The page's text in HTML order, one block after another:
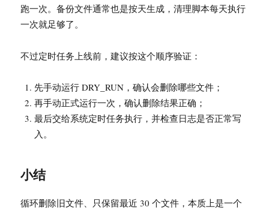
跑一次。备份文件通常也是按天生成，清理脚本每天执行
一次就足够了。
不过定时任务上线前，建议按这个顺序验证：
先手动运行 DRY_RUN，确认会删除哪些文件；
再手动正式运行一次，确认删除结果正确；
最后交给系统定时任务执行，并检查日志是否正常写
入。
小结
循环删除旧文件、只保留最近 30 个文件，本质上是一个